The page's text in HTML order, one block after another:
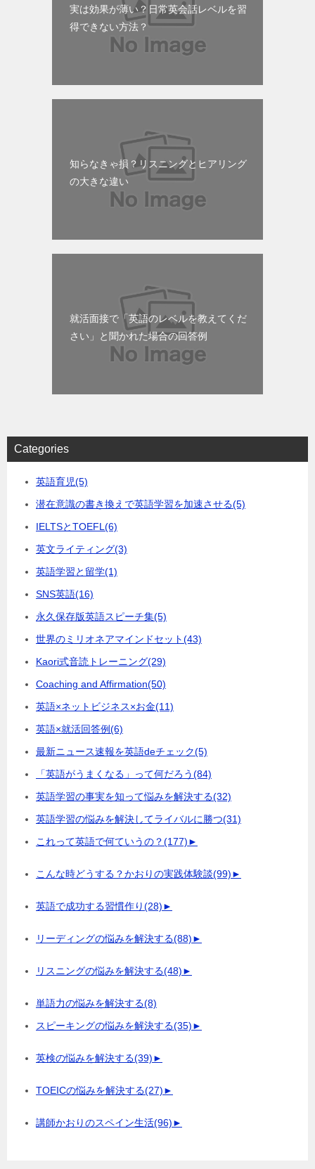
実は効果が薄い？日常英会話レベルを習
得できない方法？
知らなきゃ損？リスニングとヒアリング
の大きな違い
就活面接で「英語のレベルを教えてくだ
さい」と聞かれた場合の回答例
Categories
英語育児(5)
潜在意識の書き換えで英語学習を加速させる(5)
IELTSとTOEFL(6)
英文ライティング(3)
英語学習と留学(1)
SNS英語(16)
永久保存版英語スピーチ集(5)
世界のミリオネアマインドセット(43)
Kaori式音読トレーニング(29)
Coaching and Affirmation(50)
英語×ネットビジネス×お金(11)
英語×就活回答例(6)
最新ニュース速報を英語deチェック(5)
「英語がうまくなる」って何だろう(84)
英語学習の事実を知って悩みを解決する(32)
英語学習の悩みを解決してライバルに勝つ(31)
これって英語で何ていうの？(177)►
こんな時どうする？かおりの実践体験談(99)►
英語で成功する習慣作り(28)►
リーディングの悩みを解決する(88)►
リスニングの悩みを解決する(48)►
単語力の悩みを解決する(8)
スピーキングの悩みを解決する(35)►
英検の悩みを解決する(39)►
TOEICの悩みを解決する(27)►
講師かおりのスペイン生活(96)►